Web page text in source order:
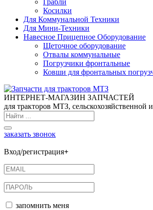
Грабли
Косилки
Для Коммунальной Техники
Для Мини-Техники
Навесное Прицепное Оборудование
Щеточное оборудование
Отвалы коммунальные
Погрузчики фронтальные
Ковши для фронтальных
ИНТЕРНЕТ-МАГАЗИН ЗАПЧАСТЕЙ
для тракторов МТЗ, сельскохозяйственной
заказать звонок
Вход/регистрация+
запомнить меня